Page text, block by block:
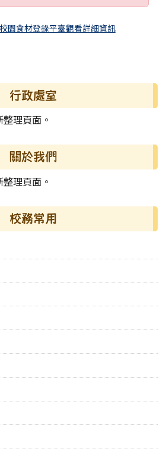
園食材登錄平臺觀看詳細資訊
行政處室
理頁面。
關於我們
理頁面。
校務常用